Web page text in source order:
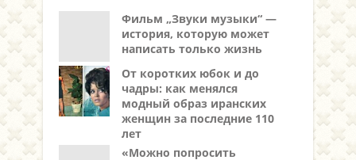
Фильм „Звуки музыки“ —
история, которую может
написать только жизнь
От коротких юбок и до
чадры: как менялся
модный образ иранских
женщин за последние 110
лет
«Можно попросить